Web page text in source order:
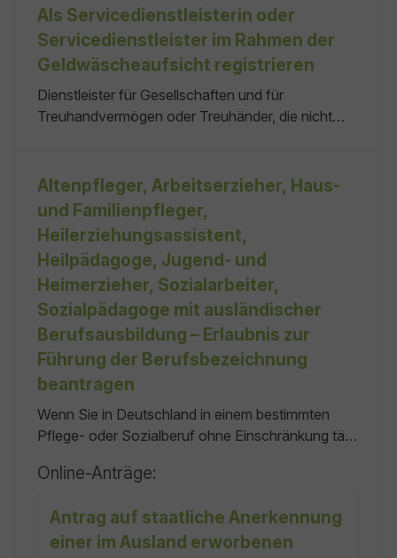
benötigen. Dies gilt auch, wenn Sie zum Beispiel
mit dem Fahrrad oder zu Fuß am Straßenverkehr
teilnehmen. keine keine
Als Servicedienstleisterin oder
Servicedienstleister im Rahmen der
Geldwäscheaufsicht registrieren
Dienstleister für Gesellschaften und für
Treuhandvermögen oder Treuhänder, die nicht
angehören, haben sich bei der zuständigen
Aufsichtsbehörde zu registrieren, wenn sie nicht
bereits nach anderen Vorschriften einer
Anmeldung, Eintragung, Erlaubnis oder Zulassung
bedürfen.
Altenpfleger, Arbeitserzieher, Haus-
und Familienpfleger,
Heilerziehungsassistent,
Heilpädagoge, Jugend- und
Heimerzieher, Sozialarbeiter,
Sozialpädagoge mit ausländischer
Berufsausbildung – Erlaubnis zur
Führung der Berufsbezeichnung
beantragen
Wenn Sie in Deutschland in einem bestimmten
Pflege- oder Sozialberuf ohne Einschränkung tätig
Die Erlaubnis berechtigt Sie, die entsprechende
auszuüben. Die Erlaubnis benötigen Sie für
folgende Berufe:
Online-Anträge:
Antrag auf staatliche Anerkennung
einer im Ausland erworbenen